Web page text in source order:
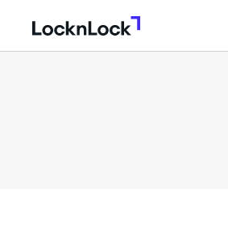
LocknLock